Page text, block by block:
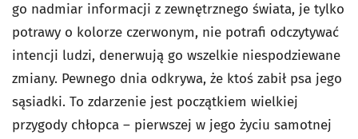
go nadmiar informacji z zewnętrznego świata, je tylko
potrawy o kolorze czerwonym, nie potrafi odczytywać
intencji ludzi, denerwują go wszelkie niespodziewane
zmiany. Pewnego dnia odkrywa, że ktoś zabił psa jego
sąsiadki. To zdarzenie jest początkiem wielkiej
przygody chłopca – pierwszej w jego życiu samotnej